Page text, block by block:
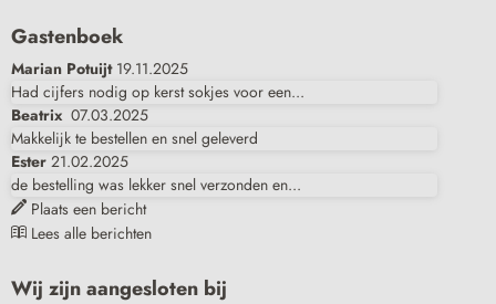
Gastenboek
Marian Potuijt 19.11.2025
Had cijfers nodig op kerst sokjes voor een...
Beatrix 07.03.2025
Makkelijk te bestellen en snel geleverd
Ester 21.02.2025
de bestelling was lekker snel verzonden en...
Plaats een bericht
Lees alle berichten
Wij zijn aangesloten bij